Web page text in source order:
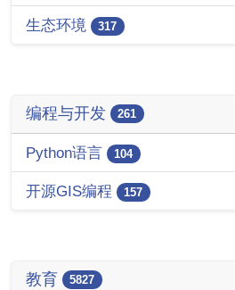
生态环境 317
编程与开发 261
Python语言 104
开源GIS编程 157
教育 5827